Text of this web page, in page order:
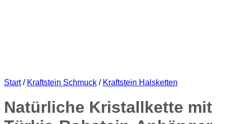
Start / Kraftstein Schmuck / Kraftstein Halsketten
Natürliche Kristallkette mit